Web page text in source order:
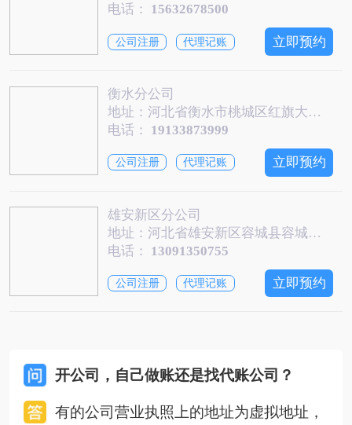
电话： 15632678500
公司注册 代理记账 立即预约
衡水分公司
地址：河北省衡水市桃城区红旗大街与新华路交叉口宏鼎商务中心4楼一诺快记
电话： 19133873999
公司注册 代理记账 立即预约
雄安新区分公司
地址：河北省雄安新区容城县容城镇军转路1条2号三楼
电话： 13091350755
公司注册 代理记账 立即预约
开公司，自己做账还是找代账公司？
有的公司营业执照上的地址为虚拟地址，